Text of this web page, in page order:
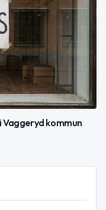
kommun